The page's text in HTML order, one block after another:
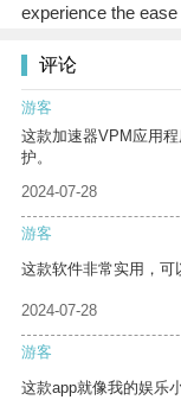
experience the
评论
游客
这款加速器VPM应用
护。
2024-07-28
游客
这款软件非常实用，可
2024-07-28
游客
这款app就像我的娱乐